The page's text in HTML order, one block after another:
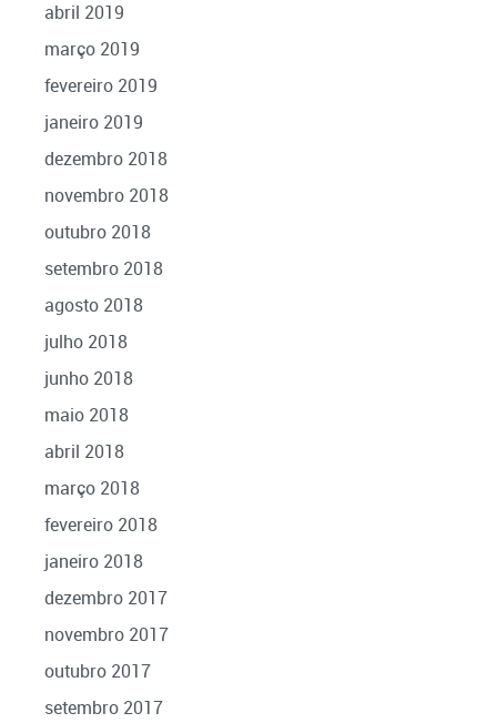
abril 2019
março 2019
fevereiro 2019
janeiro 2019
dezembro 2018
novembro 2018
outubro 2018
setembro 2018
agosto 2018
julho 2018
junho 2018
maio 2018
abril 2018
março 2018
fevereiro 2018
janeiro 2018
dezembro 2017
novembro 2017
outubro 2017
setembro 2017